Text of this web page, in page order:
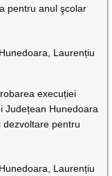
pentru anul şcolar
Laurențiu
execuției
Județean Hunedoara
pentru
Laurențiu